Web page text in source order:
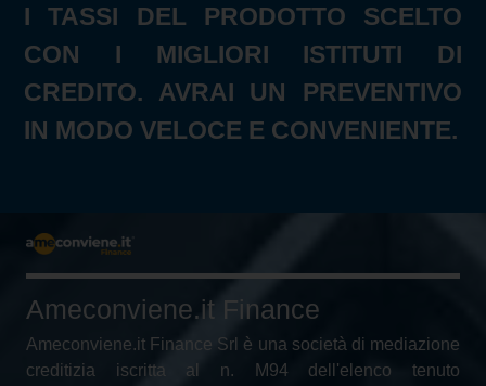
I TASSI DEL PRODOTTO SCELTO
CON I MIGLIORI ISTITUTI DI
CREDITO. AVRAI UN PREVENTIVO
IN MODO VELOCE E CONVENIENTE.
Ameconviene.it Finance
Ameconviene.it Finance Srl è una società di mediazione
creditizia iscritta al n. M94 dell'elenco tenuto